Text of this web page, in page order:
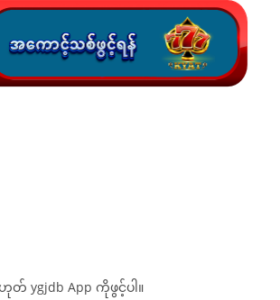
ဟုတ် ygjdb App ကိုဖွင့်ပါ။